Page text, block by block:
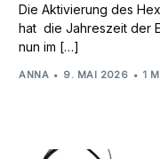
Die Aktivierung des
hat die Jahreszeit der
nun im […]
ANNA 9. MAI 2026 1